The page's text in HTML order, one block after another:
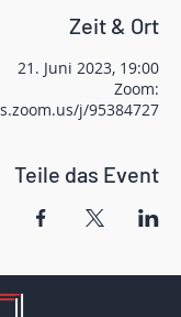
Zeit & Ort
21. Juni 2023, 19:00
Zoom:
j/95384727
Teile das Event